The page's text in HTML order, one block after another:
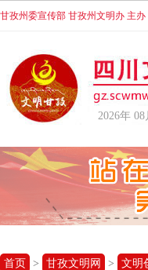
甘孜州委宣传部 甘孜州文明办 主办
2026年
首页 > 甘孜文明网 > 文明